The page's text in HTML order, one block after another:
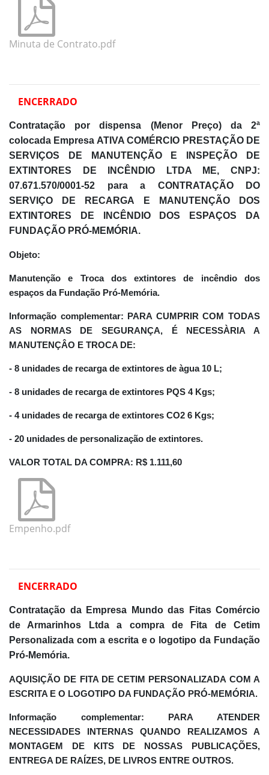
Minuta de Contrato.pdf
ENCERRADO
Contratação por dispensa (Menor Preço) da 2ª
colocada Empresa ATIVA COMÉRCIO PRESTAÇÃO DE
SERVIÇOS DE MANUTENÇÃO E INSPEÇÃO DE
EXTINTORES DE INCÊNDIO LTDA ME, CNPJ:
07.671.570/0001-52 para a CONTRATAÇÃO DO
SERVIÇO DE RECARGA E MANUTENÇÃO DOS
EXTINTORES DE INCÊNDIO DOS ESPAÇOS DA
FUNDAÇÃO PRÓ-MEMÓRIA.
Objeto:
Manutenção e Troca dos extintores de incêndio dos
espaços da Fundação Pró-Memória.
Informação complementar:
PARA CUMPRIR COM TODAS
AS NORMAS DE SEGURANÇA, É NECESSÀRIA A
MANUTENÇÂO E TROCA DE:
- 8 unidades de recarga de extintores de àgua 10 L;
- 8 unidades de recarga de extintores PQS 4 Kgs;
- 4 unidades de recarga de extintores CO2 6 Kgs;
- 20 unidades de personalização de extintores.
VALOR TOTAL DA COMPRA: R$ 1.111,60
Empenho.pdf
ENCERRADO
Contratação da Empresa Mundo das Fitas Comércio
de Armarinhos Ltda a compra de Fita de Cetim
Personalizada com a escrita e o logotipo da Fundação
Pró-Memória.
AQUISIÇÃO DE FITA DE CETIM PERSONALIZADA COM A
ESCRITA E O LOGOTIPO DA FUNDAÇÃO PRÓ-MEMÓRIA.
Informação complementar:
PARA ATENDER
NECESSIDADES INTERNAS QUANDO REALIZAMOS A
MONTAGEM DE KITS DE NOSSAS PUBLICAÇÕES,
ENTREGA DE RAÍZES, DE LIVROS ENTRE OUTROS.